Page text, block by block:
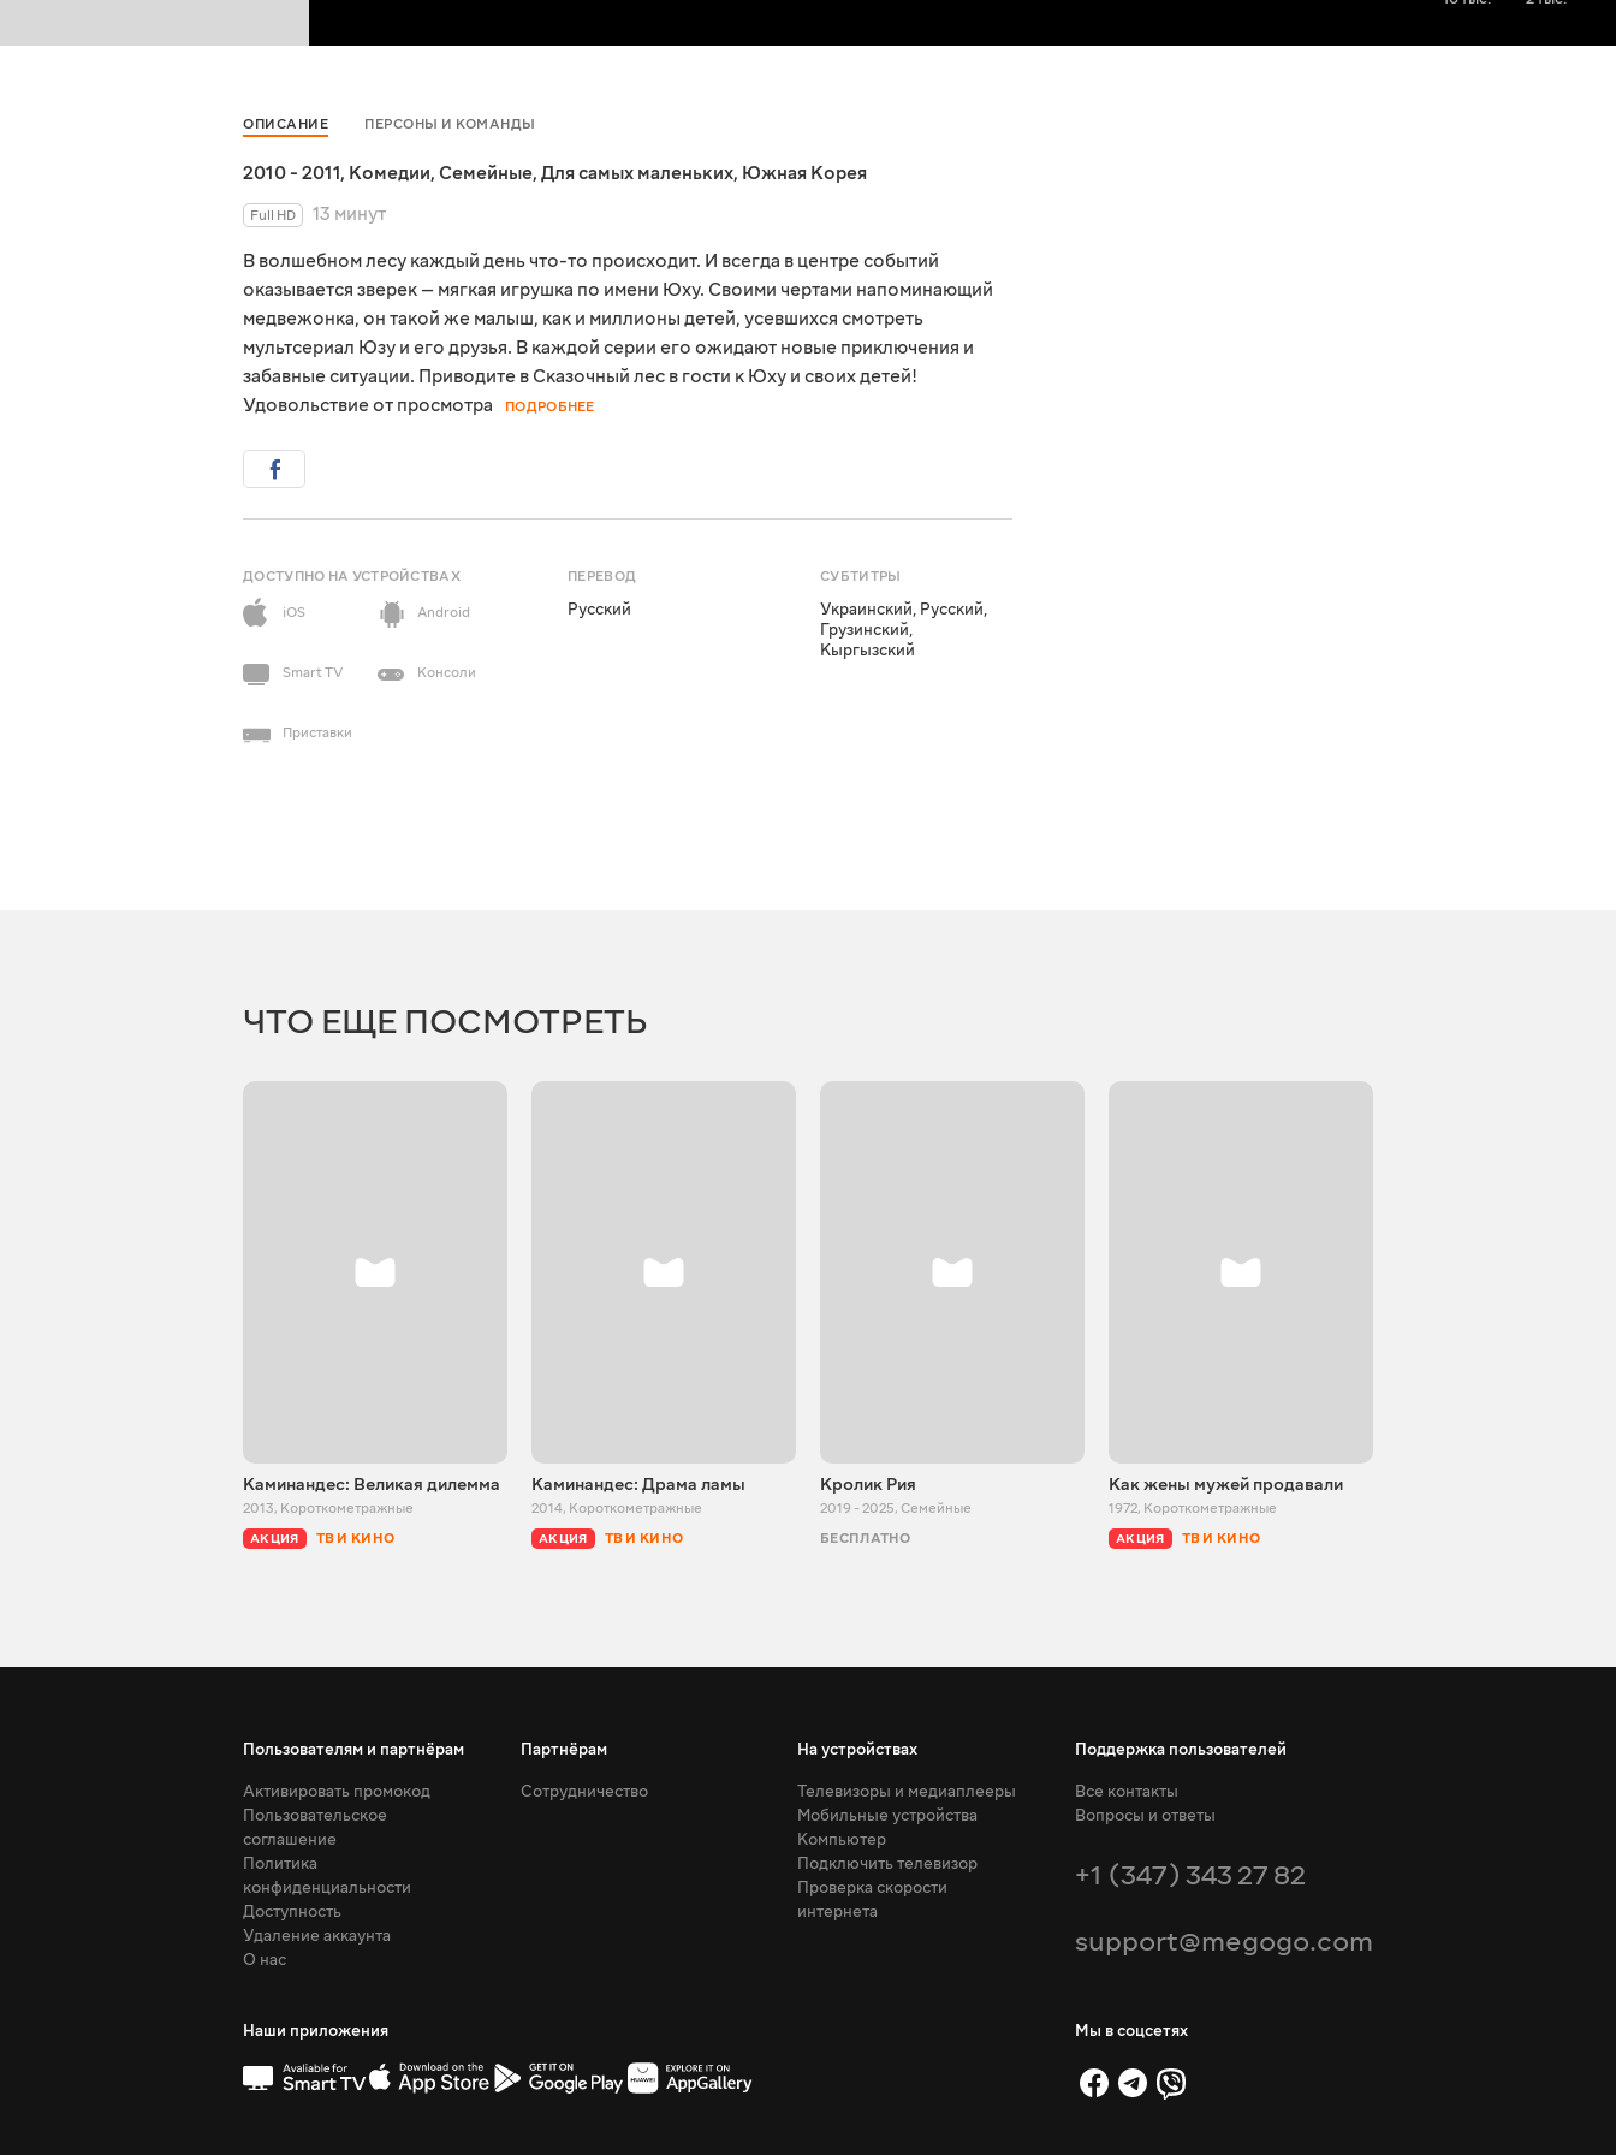
ОПИСАНИЕ ПЕРСОНЫ И КОМАНДЫ
2010 - 2011, Комедии, Семейные, Для самых маленьких, Южная Корея
Full HD
13 минут
В волшебном лесу каждый день что-то происходит. И всегда в центре событий
оказывается зверек — мягкая игрушка по имени Юху. Своими чертами напоминающий
медвежонка, он такой же малыш, как и миллионы детей, усевшихся смотреть
мультсериал Юзу и его друзья. В каждой серии его ожидают новые приключения и
забавные ситуации. Приводите в Сказочный лес в гости к Юху и своих детей!
Удовольствие от просмотра
ПОДРОБНЕЕ
ДОСТУПНО НА УСТРОЙСТВАХ
iOS
Android
Smart TV Консоли
Приставки
ПЕРЕВОД
Русский
СУБТИТРЫ
Украинский, Русский,
Грузинский,
Кыргызский
ЧТО ЕЩЕ ПОСМОТРЕТЬ
Каминандес: Великая дилемма
2013, Короткометражные
АКЦИЯ ТВ И КИНО
Каминандес: Драма ламы
2014, Короткометражные
АКЦИЯ ТВ И КИНО
Кролик Рия
2019 - 2025, Семейные
БЕСПЛАТНО
Как жены мужей продавали
1972, Короткометражные
АКЦИЯ ТВ И КИНО
Пользователям и партнёрам
Активировать промокод
Пользовательское
соглашение
Политика
конфиденциальности
Доступность
Удаление аккаунта
О нас
Партнёрам
Сотрудничество
На устройствах
Телевизоры и медиаплееры
Мобильные устройства
Компьютер
Подключить телевизор
Проверка скорости
интернета
Поддержка пользователей
Все контакты
Вопросы и ответы
+1 (347) 343 27 82
support@megogo.com
Наши приложения Мы в соцсетях